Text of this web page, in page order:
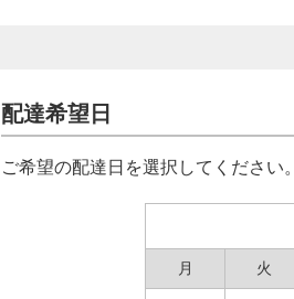
配達希望日
ご希望の配達日を選択してください。
月 火